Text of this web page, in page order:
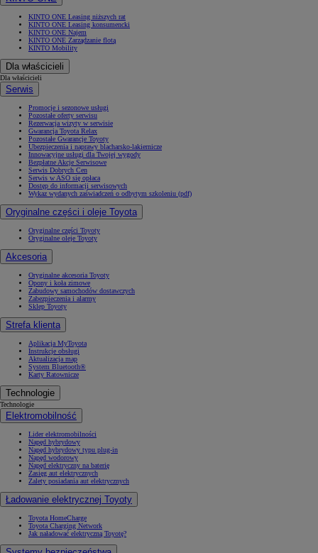
KINTO ONE Leasing niższych rat
KINTO ONE Leasing konsumencki
KINTO ONE Najem
KINTO ONE Zarządzanie flotą
KINTO Mobility
Dla właścicieli
Dla właścicieli
Serwis
Promocje i sezonowe usługi
Pozostałe oferty serwisu
Rezerwacja wizyty w serwisie
Gwarancja Toyota Relax
Pozostałe Gwarancje Toyoty
Ubezpieczenia i naprawy blacharsko-lakiernicze
Innowacyjne usługi dla Twojej wygody
Bezpłatne Akcje Serwisowe
Serwis Dobrych Cen
Serwis w ASO się opłaca
Dostęp do informacji serwisowych
Wykaz wydanych zaświadczeń o odbytym szkoleniu (pdf)
Oryginalne części i oleje Toyota
Oryginalne części Toyoty
Oryginalne oleje Toyoty
Akcesoria
Oryginalne akcesoria Toyoty
Opony i koła zimowe
Zabudowy samochodów dostawczych
Zabezpieczenia i alarmy
Sklep Toyoty
Strefa klienta
Aplikacja MyToyota
Instrukcje obsługi
Aktualizacja map
System Bluetooth®
Karty Ratownicze
Technologie
Technologie
Elektromobilność
Lider elektromobilności
Napęd hybrydowy
Napęd hybrydowy typu plug-in
Napęd wodorowy
Napęd elektryczny na baterię
Zasięg aut elektrycznych
Zalety posiadania aut elektrycznych
Ładowanie elektrycznej Toyoty
Toyota HomeCharge
Toyota Charging Network
Jak naładować elektryczną Toyotę?